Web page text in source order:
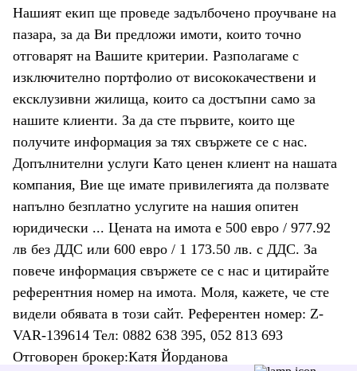
Нашият екип ще проведе задълбочено проучване на
пазара, за да Ви предложи имоти, които точно
отговарят на Вашите критерии. Разполагаме с
изключително портфолио от висококачествени и
ексклузивни жилища, които са достъпни само за
нашите клиенти. За да сте първите, които ще
получите информация за тях свържете се с нас.
Допълнителни услуги Като ценен клиент на нашата
компания, Вие ще имате привилегията да ползвате
напълно безплатно услугите на нашия опитен
юридически ... Цената на имота е 500 евро / 977.92
лв без ДДС или 600 евро / 1 173.50 лв. с ДДС. За
повече информация свържете се с нас и цитирайте
референтния номер на имота. Моля, кажете, че сте
видeли обявата в този сайт. Референтен номер: Z-
VAR-139614 Тел: 0882 638 395, 052 813 693
Отговорен брокер:Катя Йорданова